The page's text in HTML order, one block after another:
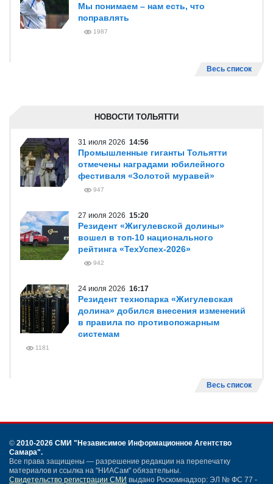
Мы понимаем – нам есть, что
поправлять
1987
Весь список
НОВОСТИ ТОЛЬЯТТИ
31 июля 2026 14:56
Промышленные гиганты Тольятти
отмечены наградами юбилейного
фестиваля «Золотой муравей»
947
27 июля 2026 15:20
Резидент «Жигулевской долины»
вошел в топ-10 национального
рейтинга «ТехУспех-2026»
942
24 июля 2026 16:17
Резидент технопарка «Жигулевская
долина» добился внесения изменений
в правила по противопожарным
системам
1181
Весь список
© 2010-2026 СМИ "Независимое Информационное Агентство
Самара".
Все права защищены — разрешение редакции на перепечатку
материалов и ссылка на "НИАСам" обязательны.
Свидетельство регистрации СМИ выдано Роскомнадзор: ЭЛ № ФС 77 -